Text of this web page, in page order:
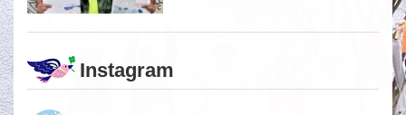
Instagram